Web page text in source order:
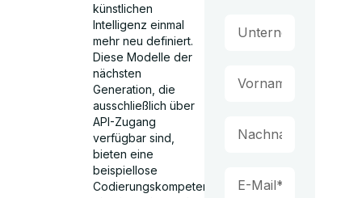
künstlichen
Intelligenz einmal
mehr neu definiert.
Diese Modelle der
nächsten
Generation, die
ausschließlich über
API-Zugang
verfügbar sind,
bieten eine
beispiellose
Codierungskompetenz,